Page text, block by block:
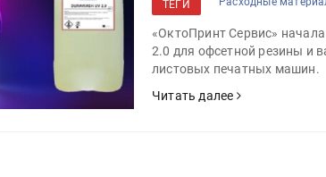
ТЕГИ
«ОктоПринт Сервис»
2.0 для офсетной резины и
листовых печатных машин.
Читать далее